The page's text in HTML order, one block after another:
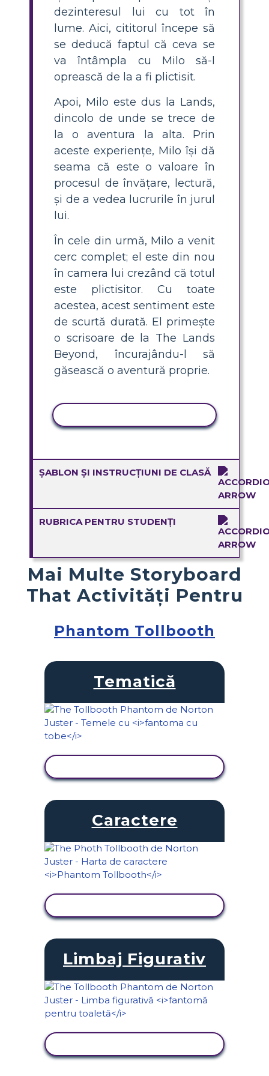
dezinteresul lui cu tot în
lume. Aici, cititorul începe să
se deducă faptul că ceva se
va întâmpla cu Milo să-l
oprească de la a fi plictisit.
Apoi, Milo este dus la Lands,
dincolo de unde se trece de
la o aventura la alta. Prin
aceste experiențe, Milo își dă
seama că este o valoare în
procesul de învățare, lectură,
și de a vedea lucrurile în jurul
lui.
În cele din urmă, Milo a venit
cerc complet; el este din nou
în camera lui crezând că totul
este plictisitor. Cu toate
acestea, acest sentiment este
de scurtă durată. El primește
o scrisoare de la The Lands
Beyond, încurajându-l să
găsească o aventură proprie.
ȘABLON ȘI INSTRUCȚIUNI DE CLASĂ
RUBRICA PENTRU STUDENȚI
Mai Multe Storyboard
That Activități Pentru
Phantom Tollbooth
Tematică
Caractere
Limbaj Figurativ